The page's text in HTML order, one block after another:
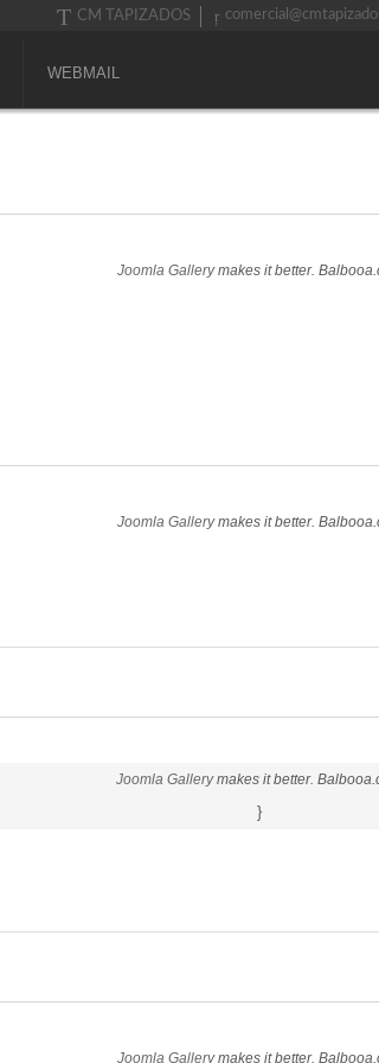
CM TAPIZADOS
WEBMAIL
Joomla Gallerymakes it better.
Joomla Gallerymakes it better.
Joomla Gallerymakes it better.
}
Joomla Gallerymakes it better.